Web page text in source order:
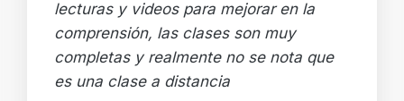
lecturas y videos para mejorar en la
comprensión, las clases son muy
completas y realmente no se nota que
es una clase a distancia